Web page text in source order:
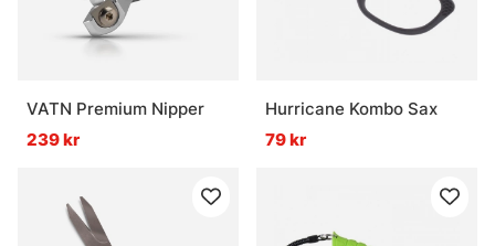
VATN Premium Nipper
239 kr
Hurricane Kombo Sax
79 kr